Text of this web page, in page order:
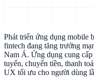
Phát triển ứng dụng mobile
fintech đang tăng trưởng
Nam Á. Ứng dụng cung
tuyến, chuyển tiền, thanh
UX tối ưu cho người dùng